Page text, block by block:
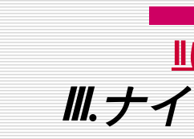
Ⅲ.ナ